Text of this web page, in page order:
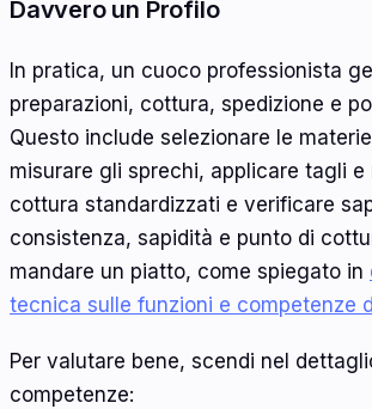
Davvero un Profilo
In pratica, un cuoco professionista
preparazioni, cottura, spedizione e
Questo include selezionare le
misurare gli sprechi, applicare tagli e
cottura standardizzati e verificare
consistenza, sapidità e punto di
mandare un piatto, come spiegato in
tecnica sulle funzioni e competenze
Per valutare bene, scendi nel
competenze: